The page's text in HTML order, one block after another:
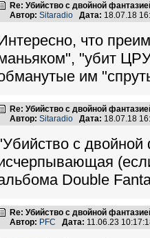
Re: Убийство с двойной
Автор: Sitaradio Дата: 18.07.18
что
"убит
им
Re: Убийство с двойной
Автор: Sitaradio Дата: 18.07.18
с двойной
Double
Re: Убийство с двойной
Автор: PFC Дата: 11.06.23